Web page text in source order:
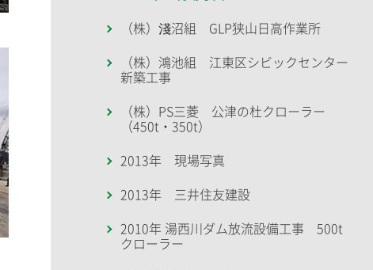
（株）淺沼組 GLP狭山日高作業所
（株）鴻池組 江東区シビックセンター
新築工事
（株）PS三菱 公津の杜クローラー
（450t・350t）
2013年 現場写真
2013年 三井住友建設
2010年 湯西川ダム放流設備工事 500t
クローラー